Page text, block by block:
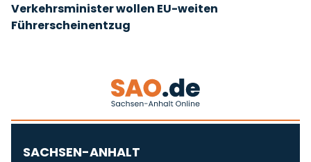
Verkehrsminister wollen EU-weiten
Führerscheinentzug
SACHSEN-ANHALT